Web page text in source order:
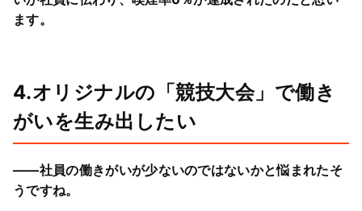
ます。
4.オリジナルの「競技大会」で働き
がいを生み出したい
――社員の働きがいが少ないのではないかと悩まれたそ
うですね。